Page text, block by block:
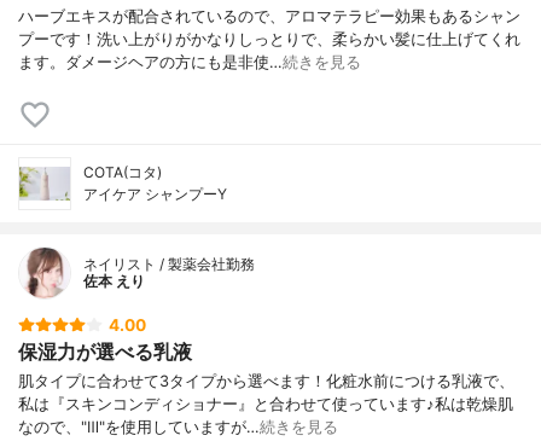
ハーブエキスが配合されているので、アロマテラピー効果もあるシャン
プーです！洗い上がりがかなりしっとりで、柔らかい髪に仕上げてくれ
ます。ダメージヘアの方にも是非使…続きを見る
COTA(コタ)
アイケア シャンプーY
ネイリスト / 製薬会社勤務
佐本 えり
4.00
保湿力が選べる乳液
肌タイプに合わせて3タイプから選べます！化粧水前につける乳液で、
私は『スキンコンディショナー』と合わせて使っています♪私は乾燥肌
なので、"Ⅲ"を使用していますが…続きを見る